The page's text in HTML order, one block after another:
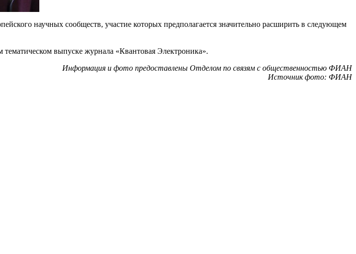
научных сообществ, участие которых предполагается значительно расширить в следующем
выпуске журнала «Квантовая Электроника».
Информация и фото предоставлены Отделом по связям с общественностью ФИАН
Источник фото: ФИАН